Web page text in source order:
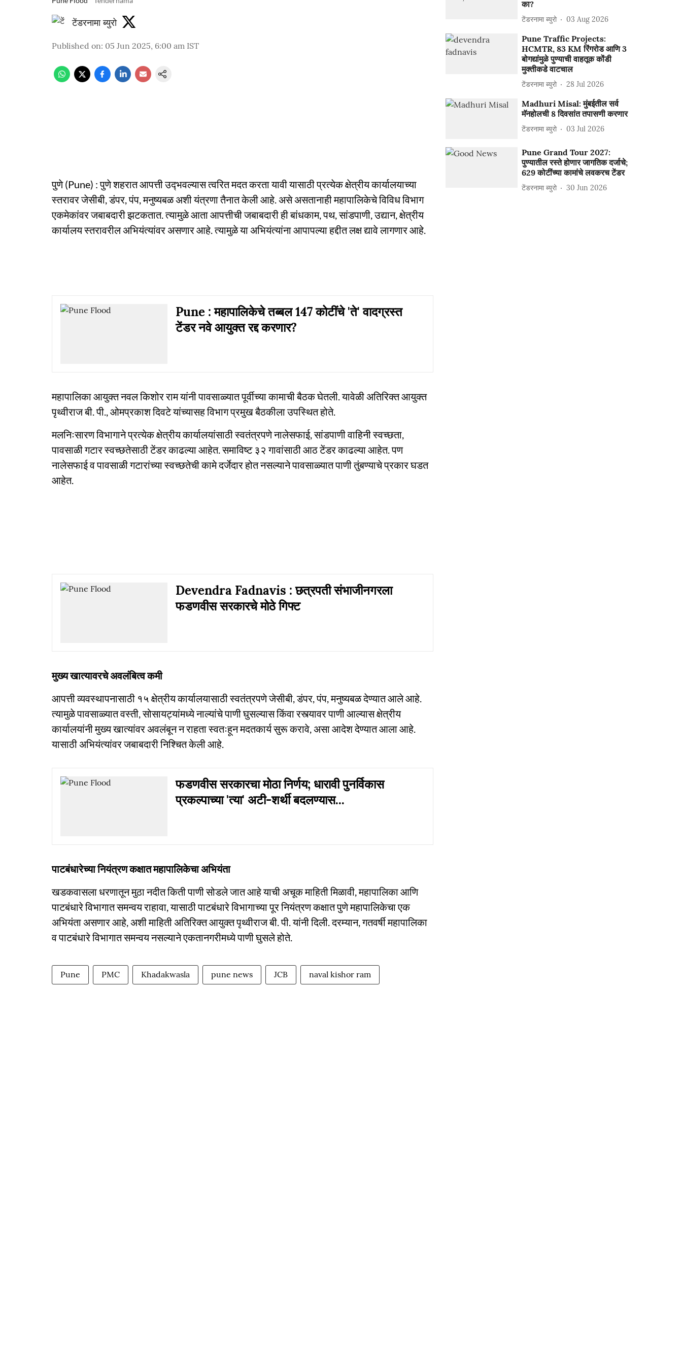
टेंडरनामा ब्युरो
Published on: 05 Jun 2025, 6:00 am IST
पुणे (Pune) : पुणे शहरात आपत्ती उद्‍भवल्यास त्वरित मदत करता यावी यासाठी प्रत्येक क्षेत्रीय कार्यालयाच्या
स्तरावर जेसीबी, डंपर, पंप, मनुष्यबळ अशी यंत्रणा तैनात केली आहे. असे असतानाही महापालिकेचे विविध विभाग
एकमेकांवर जबाबदारी झटकतात. त्यामुळे आता आपत्तीची जबाबदारी ही बांधकाम, पथ, सांडपाणी, उद्यान, क्षेत्रीय
कार्यालय स्तरावरील अभियंत्यांवर असणार आहे. त्यामुळे या अभियंत्यांना आपापल्या हद्दीत लक्ष द्यावे लागणार आहे.
Pune : महापालिकेचे तब्बल 147 कोटींचे 'ते' वादग्रस्त
टेंडर नवे आयुक्त रद्द करणार?
महापालिका आयुक्त नवल किशोर राम यांनी पावसाळ्यात पूर्वीच्या कामाची बैठक घेतली. यावेळी अतिरिक्त आयुक्त
पृथ्वीराज बी. पी., ओमप्रकाश दिवटे यांच्यासह विभाग प्रमुख बैठकीला उपस्थित होते.
मलनिःसारण विभागाने प्रत्येक क्षेत्रीय कार्यालयांसाठी स्वतंत्रपणे नालेसफाई, सांडपाणी वाहिनी स्वच्छता,
पावसाळी गटार स्वच्छतेसाठी टेंडर काढल्या आहेत. समाविष्ट ३२ गावांसाठी आठ टेंडर काढल्या आहेत. पण
नालेसफाई व पावसाळी गटारांच्या स्वच्छतेची कामे दर्जेदार होत नसल्‍याने पावसाळ्यात पाणी तुंबण्याचे प्रकार घडत
आहेत.
Devendra Fadnavis : छत्रपती संभाजीनगरला
फडणवीस सरकारचे मोठे गिफ्ट
मुख्य खात्यावरचे अवलंबित्व कमी
आपत्ती व्यवस्थापनासाठी १५ क्षेत्रीय कार्यालयासाठी स्वतंत्रपणे जेसीबी, डंपर, पंप, मनुष्यबळ देण्यात आले आहे.
त्यामुळे पावसाळ्यात वस्ती, सोसायट्यांमध्ये नाल्यांचे पाणी घुसल्यास किंवा रस्त्यावर पाणी आल्यास क्षेत्रीय
कार्यालयांनी मुख्य खात्यांवर अवलंबून न राहता स्वतःहून मदतकार्य सुरू करावे, असा आदेश देण्यात आला आहे.
यासाठी अभियंत्यांवर जबाबदारी निश्‍चित केली आहे.
फडणवीस सरकारचा मोठा निर्णय; धारावी पुनर्विकास
प्रकल्पाच्या 'त्या' अटी-शर्थी बदलण्यास...
पाटबंधारेच्या नियंत्रण कक्षात महापालिकेचा अभियंता
खडकवासला धरणातून मुठा नदीत किती पाणी सोडले जात आहे याची अचूक माहिती मिळावी, महापालिका आणि
पाटबंधारे विभागात समन्वय राहावा, यासाठी पाटबंधारे विभागाच्या पूर नियंत्रण कक्षात पुणे महापालिकेचा एक
अभियंता असणार आहे, अशी माहिती अतिरिक्त आयुक्त पृथ्वीराज बी. पी. यांनी दिली. दरम्यान, गतवर्षी महापालिका
व पाटबंधारे विभागात समन्वय नसल्याने एकतानगरीमध्ये पाणी घुसले होते.
Pune PMC Khadakwasla pune news JCB naval kishor ram
का?
टेंडरनामा ब्युरो 03 Aug 2026
Pune Traffic Projects:
HCMTR, 83 KM रिंगरोड आणि 3
बोगद्यांमुळे पुण्याची वाहतूक कोंडी
मुक्तीकडे वाटचाल
टेंडरनामा ब्युरो 28 Jul 2026
Madhuri Misal: मुंबईतील सर्व
मॅनहोलची 8 दिवसांत तपासणी करणार
टेंडरनामा ब्युरो 03 Jul 2026
Pune Grand Tour 2027:
पुण्यातील रस्ते होणार जागतिक दर्जाचे;
629 कोटींच्या कामांचे लवकरच टेंडर
टेंडरनामा ब्युरो 30 Jun 2026